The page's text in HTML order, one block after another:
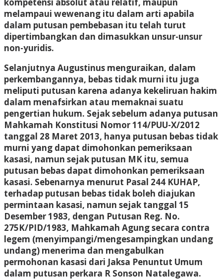
kompetensi absolut atau relatif, maupun
melampaui wewenang itu dalam arti apabila
dalam putusan pembebasan itu telah turut
dipertimbangkan dan dimasukkan unsur-unsur
non-yuridis.
Selanjutnya Augustinus menguraikan, dalam
perkembangannya, bebas tidak murni itu juga
meliputi putusan karena adanya kekeliruan hakim
dalam menafsirkan atau memaknai suatu
pengertian hukum. Sejak sebelum adanya putusan
Mahkamah Konstitusi Nomor 114/PUU-X/2012
tanggal 28 Maret 2013, hanya putusan bebas tidak
murni yang dapat dimohonkan pemeriksaan
kasasi, namun sejak putusan MK itu, semua
putusan bebas dapat dimohonkan pemeriksaan
kasasi. Sebenarnya menurut Pasal 244 KUHAP,
terhadap putusan bebas tidak boleh diajukan
permintaan kasasi, namun sejak tanggal 15
Desember 1983, dengan Putusan Reg. No.
275K/PID/1983, Mahkamah Agung secara contra
legem (menyimpangi/mengesampingkan undang
undang) menerima dan mengabulkan
permohonan kasasi dari Jaksa Penuntut Umum
dalam putusan perkara R Sonson Natalegawa.